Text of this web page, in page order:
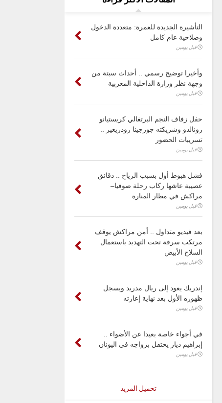
التأشيرة الجديدة للعمرة: متعددة الدخول
وصلاحية عام كامل
قبل يومين
وأخيرا توضيح رسمي .. أحداث سبتة من
وجهة نظر وزارة الداخلية المغربية
قبل يومين
حفل زفاف النجم البرتغالي كريستيانو
رونالدو وشريكته جورجينا رودريغيز ..
تسريبات الحضور
قبل يومين
فشل هبوط أول بسبب الرياح .. دقائق
عصيبة عاشها ركاب رحلة صوفيا–
مراكش في مطار المنارة
قبل يومين
بعد فيديو متداول .. أمن مراكش يوقف
مرتكب سرقة تحت التهديد باستعمال
السلاح الأبيض
قبل يومين
إندريك يعود إلى ريال مدريد ويسجل
ظهوره الأول بعد نهاية إعارته
قبل يومين
في أجواء خاصة بعيدا عن الأضواء ..
إبراهيم دياز يحتفل بزواجه في اليونان
قبل يومين
تحميل المزيد